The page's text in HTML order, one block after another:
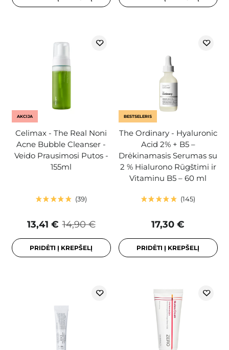
AKCIJA
Celimax - The Real Noni
Acne Bubble Cleanser -
Veido Prausimosi Putos -
155ml
39
14,90 €
13,41 €
PRIDĖTI Į KREPŠELĮ
BESTSELERIS
The Ordinary - Hyaluronic
Acid 2% + B5 –
Drėkinamasis Serumas su
2 % Hialurono Rūgštimi ir
Vitaminu B5 – 60 ml
145
17,30 €
PRIDĖTI Į KREPŠELĮ